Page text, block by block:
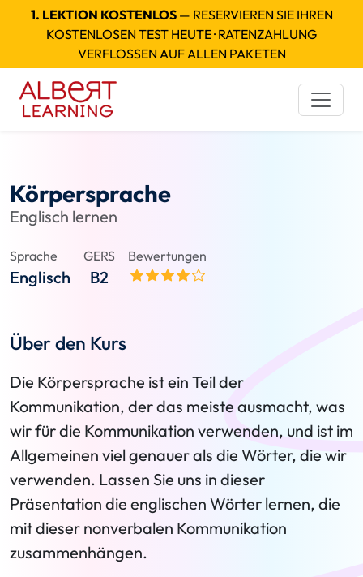
1. LEKTION KOSTENLOS— RESERVIEREN SIE IHREN
KOSTENLOSEN TEST HEUTE · RATENZAHLUNG
VERFLOSSEN AUF ALLEN PAKETEN
Körpersprache
Englisch lernen
Sprache
Englisch
GERS
B2
Bewertungen
Über den Kurs
Die Körpersprache ist ein Teil der
Kommunikation, der das meiste ausmacht, was
wir für die Kommunikation verwenden, und ist im
Allgemeinen viel genauer als die Wörter, die wir
verwenden. Lassen Sie uns in dieser
Präsentation die englischen Wörter lernen, die
mit dieser nonverbalen Kommunikation
zusammenhängen.